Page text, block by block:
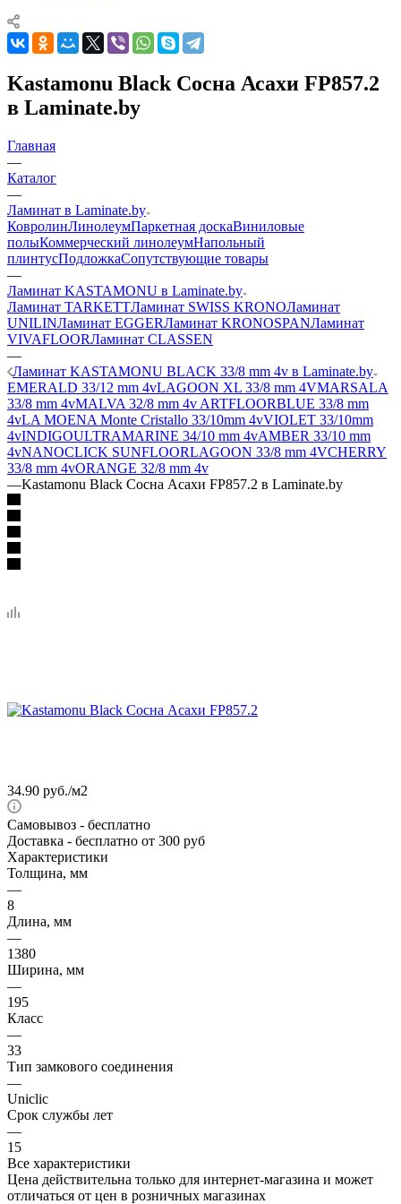
Kastamonu Black Сосна Асахи FP857.2
в Laminate.by
Главная
—
Каталог
—
Ламинат в Laminate.by
КовролинЛинолеумПаркетная доскаВиниловые
полыКоммерческий линолеумНапольный
плинтусПодложкаСопутствующие товары
—
Ламинат KASTAMONU в Laminate.by
Ламинат TARKETTЛаминат SWISS KRONOЛаминат
UNILINЛаминат EGGERЛаминат KRONOSPANЛаминат
VIVAFLOORЛаминат CLASSEN
—
Ламинат KASTAMONU BLACK 33/8 mm 4v в Laminate.by
EMERALD 33/12 mm 4vLAGOON XL 33/8 mm 4VMARSALA
33/8 mm 4vMALVA 32/8 mm 4v ARTFLOORBLUE 33/8 mm
4vLA MOENA Monte Cristallo 33/10mm 4vVIOLET 33/10mm
4vINDIGOULTRAMARINE 34/10 mm 4vAMBER 33/10 mm
4vNANOCLICK SUNFLOORLAGOON 33/8 mm 4VCHERRY
33/8 mm 4vORANGE 32/8 mm 4v
—Kastamonu Black Сосна Асахи FP857.2 в Laminate.by
34.90 руб./м2
Самовывоз - бесплатно
Доставка - бесплатно от 300 руб
Характеристики
Толщина, мм
—
8
Длина, мм
—
1380
Ширина, мм
—
195
Класс
—
33
Тип замкового соединения
—
Uniclic
Срок службы лет
—
15
Все характеристики
Цена действительна только для интернет-магазина и может
отличаться от цен в розничных магазинах